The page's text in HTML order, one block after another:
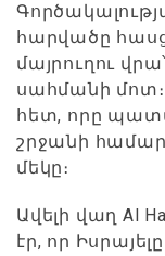
հարվածը
մայրուղու
սահմանի
հետ, որը
շրջանի համար,
մեկը։
Ավելի վաղ Al
էր, որ